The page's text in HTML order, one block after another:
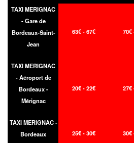
TAXI MERIGNAC
- Gare de
Bordeaux-Saint-
Jean
63€ - 67€ 70€
TAXI MERIGNAC
- Aéroport de
Bordeaux -
Mérignac
20€ - 22€ 27€
TAXI MERIGNAC -
Bordeaux
25€ - 30€ 30€